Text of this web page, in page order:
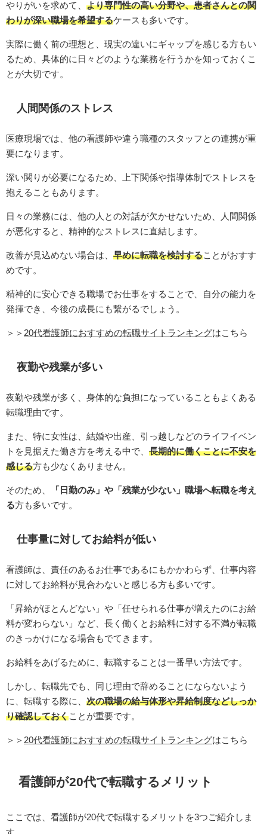
やりがいを求めて、 より専門性の高い分野や、患者さんとの関
わりが深い職場を希望するケースも多いです。
実際に働く前の理想と、現実の違いにギャップを感じる方もい
るため、具体的に日々どのような業務を行うかを知っておくこ
とが大切です。
人間関係のストレス
医療現場では、他の看護師や違う職種のスタッフとの連携が重
要になります。
深い関りが必要になるため、上下関係や指導体制でストレスを
抱えることもあります。
日々の業務には、他の人との対話が欠かせないため、人間関係
が悪化すると、精神的なストレスに直結します。
改善が見込めない場合は、 早めに転職を検討することがおすす
めです。
精神的に安心できる職場でお仕事をすることで、自分の能力を
発揮でき、今後の成長にも繋がるでしょう。
＞＞ 20代看護師におすすめの転職サイトランキングはこちら
夜勤や残業が多い
夜勤や残業が多く、身体的な負担になっていることもよくある
転職理由です。
また、特に女性は、結婚や出産、引っ越しなどのライフイベン
トを見据えた働き方を考える中で、 長期的に働くことに不安を
感じる方も少なくありません。
そのため、
「日勤のみ」や「残業が少ない」職場へ転職を考え
る方も多いです。
仕事量に対してお給料が低い
看護師は、責任のあるお仕事であるにもかかわらず、仕事内容
に対してお給料が見合わないと感じる方も多いです。
「昇給がほとんどない」や「任せられる仕事が増えたのにお給
料が変わらない」など、長く働くとお給料に対する不満が転職
のきっかけになる場合もでてきます。
お給料をあげるために、転職することは一番早い方法です。
しかし、転職先でも、同じ理由で辞めることにならないよう
に、転職する際に、 次の職場の給与体形や昇給制度などしっか
り確認しておく ことが重要です。
＞＞ 20代看護師におすすめの転職サイトランキングはこちら
看護師が20代で転職するメリット
ここでは、看護師が20代で転職するメリットを3つご紹介しま
す。